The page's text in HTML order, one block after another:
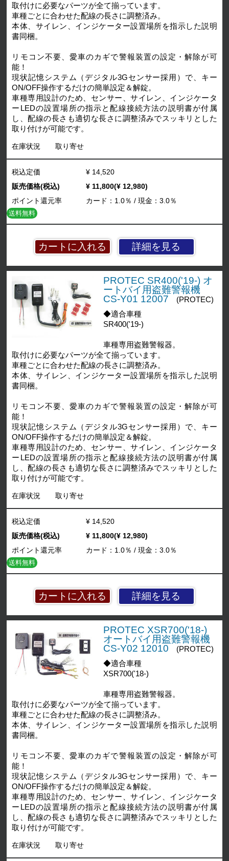
取付けに必要なパーツが全て揃っています。
車種ごとに合わせた配線の長さに調整済み。
本体、サイレン、インジケーター設置場所を指示した説明
書同梱。
リモコン不要、愛車のカギで警報装置の設定・解除が可
能！
現状記憶システム（デジタル3Gセンサー採用）で、キー
ON/OFF操作するだけの簡単設定＆解錠。
車種専用設計のため、センサー、サイレン、インジケータ
ーLEDの設置場所の指示と配線接続方法の説明書が付属
し、配線の長さも適切な長さに調整済みでスッキリとした
取り付けが可能です。
在庫状況 取り寄せ
詳細を見る
税込定価
¥ 14,520
販売価格(税込)
¥ 11,800(¥ 12,980)
ポイント還元率
カード：1.0％ / 現金：3.0％
送料無料
PROTEC SR400('19-) オ
ートバイ用盗難警報機
CS-Y01 12007
(PROTEC)
◆適合車種
SR400('19-)
車種専用盗難警報器。
取付けに必要なパーツが全て揃っています。
車種ごとに合わせた配線の長さに調整済み。
本体、サイレン、インジケーター設置場所を指示した説明
書同梱。
リモコン不要、愛車のカギで警報装置の設定・解除が可
能！
現状記憶システム（デジタル3Gセンサー採用）で、キー
ON/OFF操作するだけの簡単設定＆解錠。
車種専用設計のため、センサー、サイレン、インジケータ
ーLEDの設置場所の指示と配線接続方法の説明書が付属
し、配線の長さも適切な長さに調整済みでスッキリとした
取り付けが可能です。
在庫状況 取り寄せ
詳細を見る
税込定価
¥ 14,520
販売価格(税込)
¥ 11,800(¥ 12,980)
ポイント還元率
カード：1.0％ / 現金：3.0％
送料無料
PROTEC XSR700('18-)
オートバイ用盗難警報機
CS-Y02 12010
(PROTEC)
◆適合車種
XSR700('18-)
車種専用盗難警報器。
取付けに必要なパーツが全て揃っています。
車種ごとに合わせた配線の長さに調整済み。
本体、サイレン、インジケーター設置場所を指示した説明
書同梱。
リモコン不要、愛車のカギで警報装置の設定・解除が可
能！
現状記憶システム（デジタル3Gセンサー採用）で、キー
ON/OFF操作するだけの簡単設定＆解錠。
車種専用設計のため、センサー、サイレン、インジケータ
ーLEDの設置場所の指示と配線接続方法の説明書が付属
し、配線の長さも適切な長さに調整済みでスッキリとした
取り付けが可能です。
在庫状況 取り寄せ